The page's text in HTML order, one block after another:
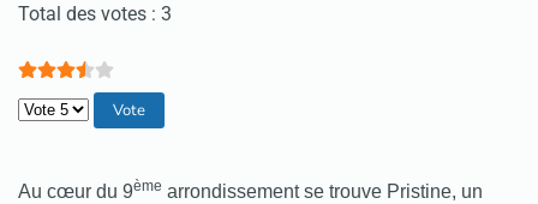
Vote utilisateur:3.5
Total des votes : 3
Veuillez voter
Au cœur du 9ème arrondissement se trouve Pristine, un